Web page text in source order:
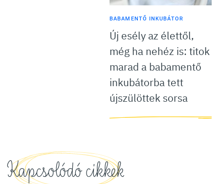
BABAMENTŐ INKUBÁTOR
Új esély az élettől,
még ha nehéz is: titok
marad a babamentő
inkubátorba tett
újszülöttek sorsa
Kapcsolódó cikkek